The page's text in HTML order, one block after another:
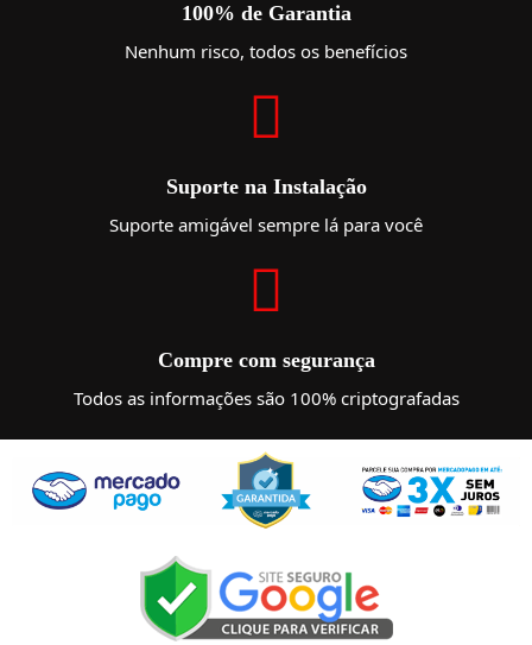
100% de Garantia
Nenhum risco, todos os benefícios
Suporte na Instalação
Suporte amigável sempre lá para você
Compre com segurança
Todos as informações são 100% criptografadas